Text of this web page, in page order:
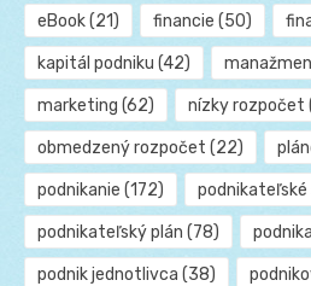
eBook(21) financie (50)
kapitál podniku (42)
marketing (62) nízky rozpočet
obmedzený rozpočet (22)
podnikanie (172)
podnikateľský plán (78)
podnik jednotlivca (38)